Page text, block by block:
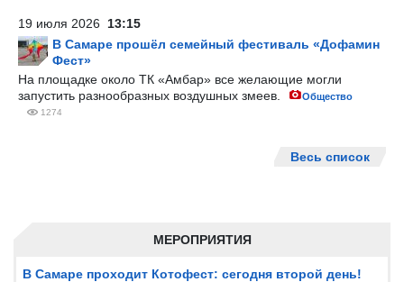
МЕРОПРИЯТИЯ
В Самаре проходит Котофест: сегодня второй день!
19 июля 2026 13:15
В Самаре прошёл семейный фестиваль «Дофамин
Фест»
На площадке около ТК «Амбар» все желающие могли
запустить разнообразных воздушных змеев.
Общество
1274
Весь список